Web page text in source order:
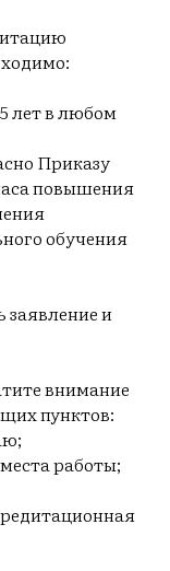
лет в любом
Приказу
повышения
обучения
заявление и
внимание
пунктов:
работы;